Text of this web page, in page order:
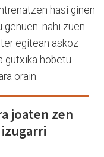
hasi ginen
nahi zuen
egitean askoz
gutxika hobetu
orain.
joaten zen